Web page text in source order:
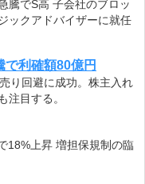
騰でS高 子会社のブロッ
ックアドバイザーに就任
で利確額80億円
り回避に成功。株主入れ
注目する。
18%上昇 増担保規制の臨